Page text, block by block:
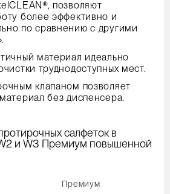
позволяют
более эффективно и
по сравнению с другими
материал идеально
труднодоступных мест.
клапаном позволяет
без диспенсера.
салфеток в
и W3 Премиум повышенной
Премиум